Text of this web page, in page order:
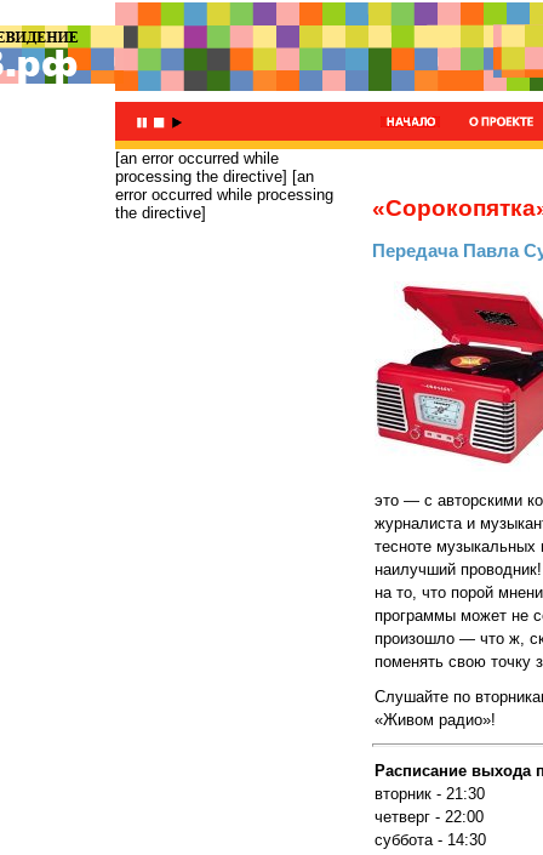
[an error occurred while
processing the directive] [an
error occurred while processing
the directive]
Передача Павла
это — с авторскими
журналиста и
тесноте
наилучший
на то, что порой
программы может не
произошло — что ж,
поменять свою точку
Слушайте по
«Живом радио»!
Расписание выхода
вторник - 21:30
четверг - 22:00
суббота - 14:30